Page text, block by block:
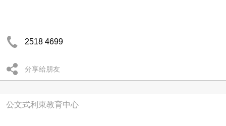
2518 4699
分享給朋友
公文式利東教育中心